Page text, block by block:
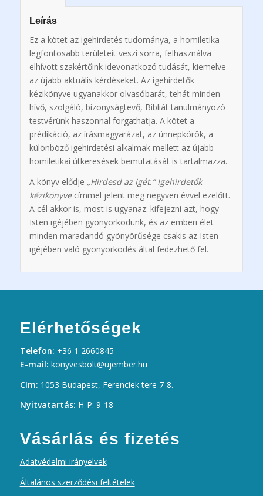
Leírás
Ez a kötet az igehirdetés tudománya, a homiletika
legfontosabb területeit veszi sorra, felhasználva
elhívott szakértőink idevonatkozó tudását, kiemelve
az újabb aktuális kérdéseket. Az igehirdetők
kézikönyve ugyanakkor olvasóbarát, tehát minden
hívő, szolgáló, bizonyságtevő, Bibliát tanulmányozó
testvérünk haszonnal forgathatja. A kötet a
prédikáció, az írásmagyarázat, az ünnepkörök, a
különböző igehirdetési alkalmak mellett az újabb
homiletikai útkeresések bemutatását is tartalmazza.
A könyv elődje „Hirdesd az igét.” Igehirdetők
kézikönyvecímmel jelent meg negyven évvel ezelőtt.
A cél akkor is, most is ugyanaz: kifejezni azt, hogy
Isten igéjében gyönyörködünk, és az emberi élet
minden maradandó gyönyörűsége csakis az Isten
igéjében való gyönyörködés által fedezhető fel.
Elérhetőségek
Telefon: +36 1 2660845
E-mail: konyvesbolt@ujember.hu
Cím: 1053 Budapest, Ferenciek tere 7-8.
Nyitvatartás: H-P: 9-18
Vásárlás és fizetés
Adatvédelmi irányelvek
Általános szerződési feltételek